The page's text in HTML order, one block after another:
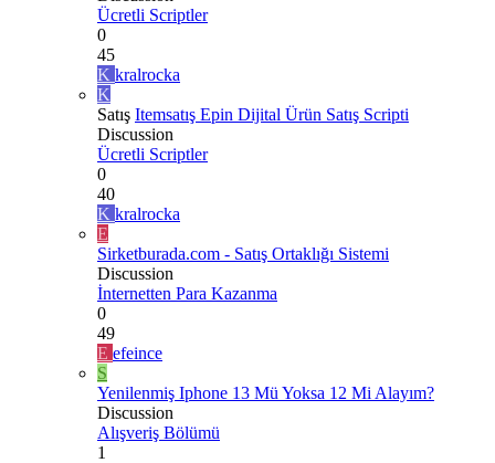
Ücretli Scriptler
0
45
K kralrocka
K
Satış Itemsatış Epin Dijital Ürün Satış Scripti
Discussion
Ücretli Scriptler
0
40
K kralrocka
E
Sirketburada.com - Satış Ortaklığı Sistemi
Discussion
İnternetten Para Kazanma
0
49
E efeince
S
Yenilenmiş Iphone 13 Mü Yoksa 12 Mi Alayım?
Discussion
Alışveriş Bölümü
1